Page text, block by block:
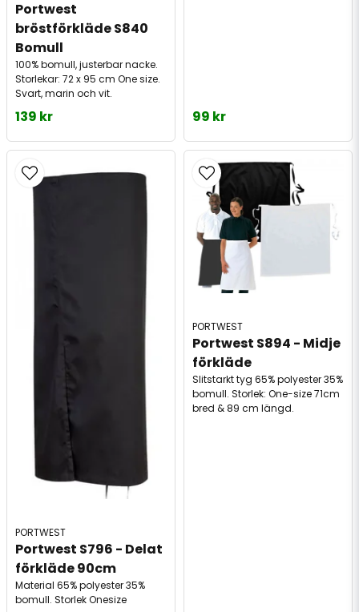
Portwest
bröstförkläde S840
Bomull
100% bomull, justerbar nacke.
Storlekar: 72 x 95 cm One size.
Svart, marin och vit.
139 kr 99 kr
PORTWEST
Portwest S796 - Delat
förkläde 90cm
Material 65% polyester 35%
bomull. Storlek Onesize
PORTWEST
Portwest S894 - Midje
förkläde
Slitstarkt tyg 65% polyester 35%
bomull. Storlek: One-size 71cm
bred & 89 cm längd.